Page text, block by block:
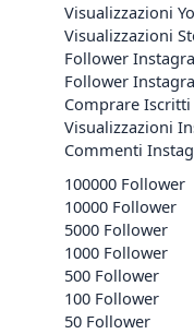
Visualizzazioni
Visualizzazioni
Follower
Follower
Comprare Iscritti
Visualizzazioni
Commenti
100000 Follower
10000 Follower
5000 Follower
1000 Follower
500 Follower
100 Follower
50 Follower